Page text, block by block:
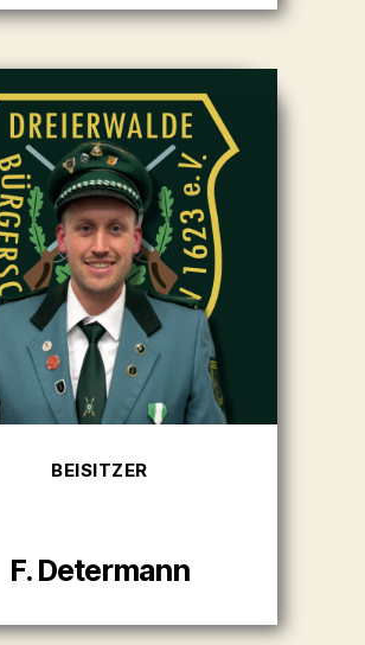
BEISITZER
F. Determann